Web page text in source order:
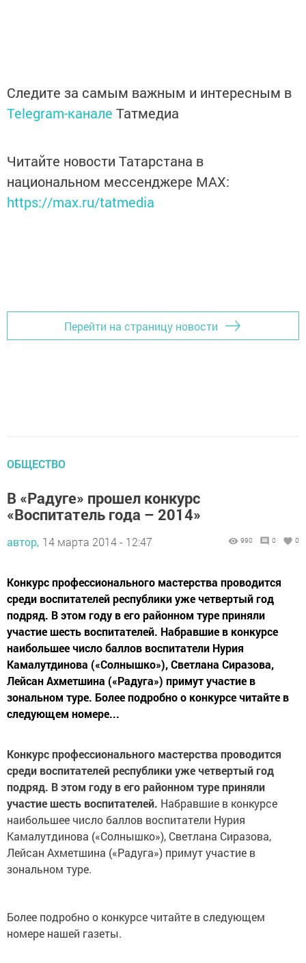
Следите за самым важным и интересным в
Telegram-канале Татмедиа
Читайте новости Татарстана в
национальном мессенджере MАХ:
https://max.ru/tatmedia
Перейти на страницу новости
ОБЩЕСТВО
В «Радуге» прошел конкурс
«Воспитатель года – 2014»
автор, 14 марта 2014 - 12:47 990 0 0
Конкурс профессионального мастерства проводится
среди воспитателей республики уже четвертый год
подряд. В этом году в его районном туре приняли
участие шесть воспитателей. Набравшие в конкурсе
наибольшее число баллов воспитатели Нурия
Камалутдинова («Солнышко»), Светлана Сиразова,
Лейсан Ахметшина («Радуга») примут участие в
зональном туре. Более подробно о конкурсе читайте в
следующем номере...
Конкурс профессионального мастерства проводится
среди воспитателей республики уже четвертый год
подряд. В этом году в его районном туре приняли
участие шесть воспитателей. Набравшие в конкурсе
наибольшее число баллов воспитатели Нурия
Камалутдинова («Солнышко»), Светлана Сиразова,
Лейсан Ахметшина («Радуга») примут участие в
зональном туре.
Более подробно о конкурсе читайте в следующем
номере нашей газеты.